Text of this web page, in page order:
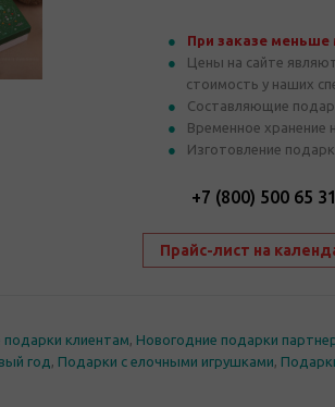
При заказе
Цены на сайте
стоимость у наших
Составляющие
Временное хранение
Изготовление
+7 (800) 500 65
Прайс-лист на
подарки клиентам, Новогодние подарки
год , Подарки с елочными игрушками,